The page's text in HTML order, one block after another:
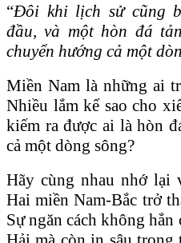
“Đôi khi lịch sử cũng
đầu, và một hòn đá
chuyển hướng cả một
Miền Nam là những ai
Nhiều lắm kể sao cho
kiếm ra được ai là hòn
cả một dòng sông?
Hãy cùng nhau nhớ lại
Hai miền Nam-Bắc trở
Sự ngăn cách không